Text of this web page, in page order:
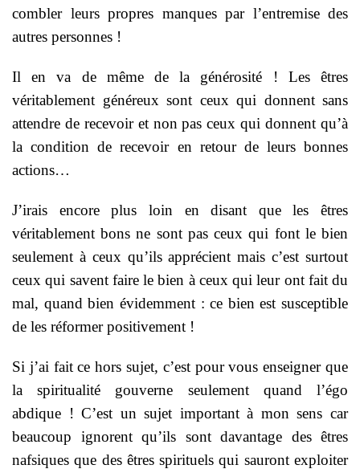
combler leurs propres manques par l’entremise des
autres personnes !
Il en va de même de la générosité ! Les êtres
véritablement généreux sont ceux qui donnent sans
attendre de recevoir et non pas ceux qui donnent qu’à
la condition de recevoir en retour de leurs bonnes
actions…
J’irais encore plus loin en disant que les êtres
véritablement bons ne sont pas ceux qui font le bien
seulement à ceux qu’ils apprécient mais c’est surtout
ceux qui savent faire le bien à ceux qui leur ont fait du
mal, quand bien évidemment : ce bien est susceptible
de les réformer positivement !
Si j’ai fait ce hors sujet, c’est pour vous enseigner que
la spiritualité gouverne seulement quand l’égo
abdique ! C’est un sujet important à mon sens car
beaucoup ignorent qu’ils sont davantage des êtres
nafsiques que des êtres spirituels qui sauront exploiter